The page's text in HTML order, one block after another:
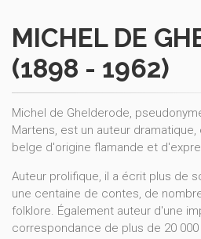
MICHEL DE
(1898 - 1962)
Michel de Ghelderode,
Martens, est un auteur
belge d'origine flamande et
Auteur prolifique, il a écrit plus de
une centaine de contes, de
folklore. Également auteur d'une
correspondance de plus de 20